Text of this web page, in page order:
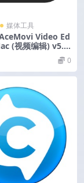
媒体工具
Video Ed
(视频编辑) v5.5.
0